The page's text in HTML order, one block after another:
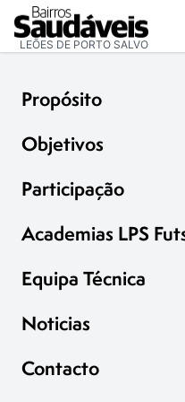
LEÕES DE PORTO SALVO
Propósito
Objetivos
Participação
Academias LPS
Equipa Técnica
Noticias
Contacto